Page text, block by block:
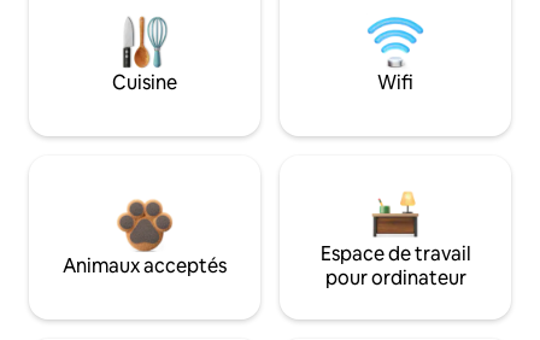
Cuisine Wifi
Animaux acceptés
Espace de travail
pour ordinateur